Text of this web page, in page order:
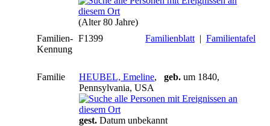
(Alter 80 Jahre)
Familien-
Kennung
F1399 Familienblatt | Familientafel
Familie HEUBEL, Emeline, geb. um 1840,
Pennsylvania, USA
gest. Datum unbekannt